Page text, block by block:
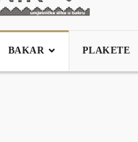
BAKAR PLAKETE